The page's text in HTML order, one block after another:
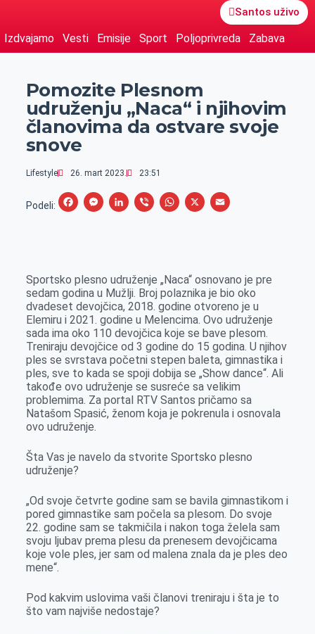
Santos uživo
Izdvajamo Vesti Emisije Sport Poljoprivreda Zabava
Pomozite Plesnom
udruženju „Naca“ i njihovim
članovima da ostvare svoje
snove
Lifestyle 26. mart 2023. 23:51
Podeli:
F
b
o
o
k
M
e
n
g
e
r
L
e
d
I
n
V
r
W
s
A
p
p
X
E
l
Sportsko plesno udruženje „Naca“ osnovano je pre
sedam godina u Mužlji. Broj polaznika je bio oko
dvadeset devojčica, 2018. godine otvoreno je u
Elemiru i 2021. godine u Melencima. Ovo udruženje
sada ima oko 110 devojčica koje se bave plesom.
Treniraju devojčice od 3 godine do 15 godina. U njihov
ples se svrstava početni stepen baleta, gimnastika i
ples, sve to kada se spoji dobija se „Show dance“. Ali
takođe ovo udruženje se susreće sa velikim
problemima. Za portal RTV Santos pričamo sa
Natašom Spasić, ženom koja je pokrenula i osnovala
ovo udruženje.
Šta Vas je navelo da stvorite Sportsko plesno
udruženje?
„Od svoje četvrte godine sam se bavila gimnastikom i
pored gimnastike sam počela sa plesom. Do svoje
22. godine sam se takmičila i nakon toga želela sam
svoju ljubav prema plesu da prenesem devojčicama
koje vole ples, jer sam od malena znala da je ples deo
mene“.
Pod kakvim uslovima vaši članovi treniraju i šta je to
što vam najviše nedostaje?